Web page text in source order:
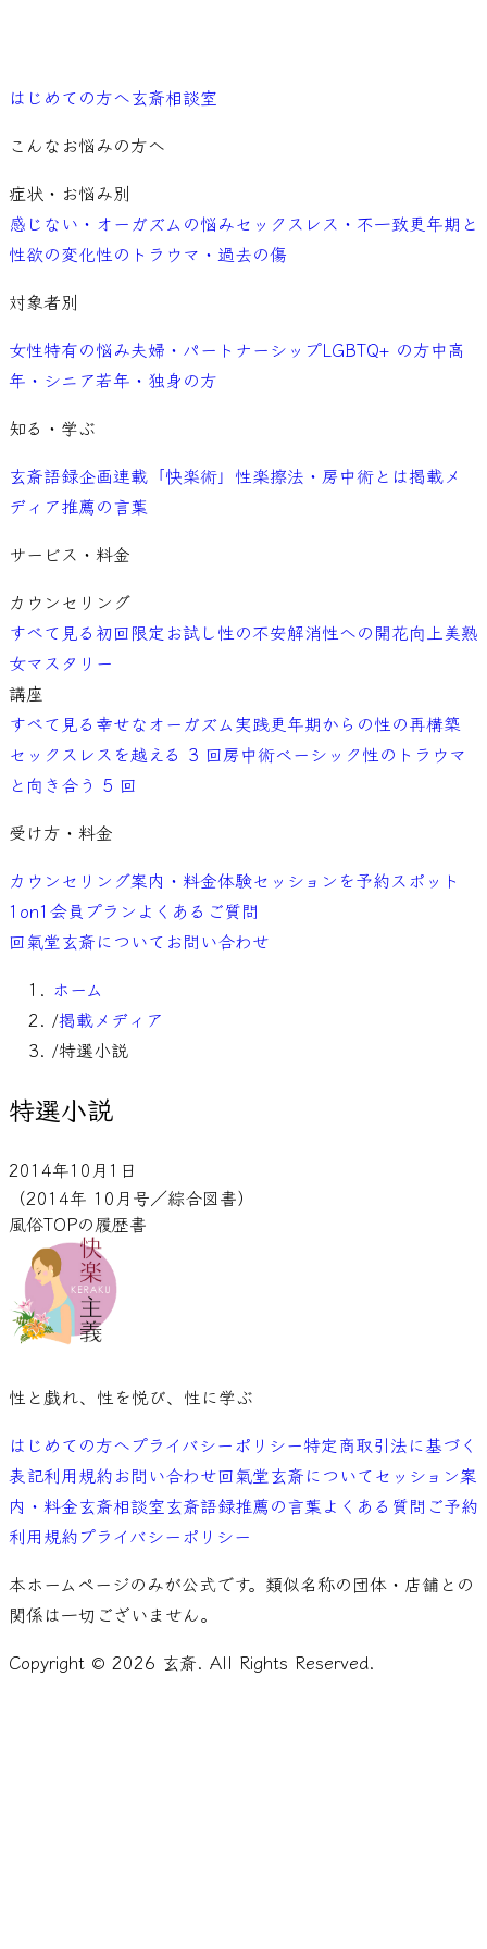
はじめての方へ玄斎相談室
こんなお悩みの方へ
症状・お悩み別
感じない・オーガズムの悩みセックスレス・不一致更年期と
性欲の変化性のトラウマ・過去の傷
対象者別
女性特有の悩み夫婦・パートナーシップLGBTQ+ の方中高
年・シニア若年・独身の方
知る・学ぶ
玄斎語録企画連載「快楽術」 性楽擦法・房中術とは掲載メ
ディア推薦の言葉
サービス・料金
カウンセリング
すべて見る 初回限定お試し性の不安解消性への開花向上美熟
女マスタリー
講座
すべて見る 幸せなオーガズム実践更年期からの性の再構築
セックスレスを越える 3 回房中術ベーシック性のトラウマ
と向き合う 5 回
受け方・料金
カウンセリング案内・料金体験セッションを予約スポット
1on1 会員プラン よくあるご質問
回氣堂玄斎について お問い合わせ
ホーム
/掲載メディア
/特選小説
特選小説
2014年10月1日
（2014年 10月号／綜合図書）
風俗TOPの履歴書
性と戯れ、性を悦び、性に学ぶ
はじめての方へプライバシーポリシー特定商取引法に基づく
表記利用規約お問い合わせ回氣堂玄斎についてセッション案
内・料金玄斎相談室玄斎語録推薦の言葉よくある質問 ご予約
利用規約プライバシーポリシー
本ホームページのみが公式です。類似名称の団体・店舗との
関係は一切ございません。
Copyright © 2026 玄斎. All Rights Reserved.